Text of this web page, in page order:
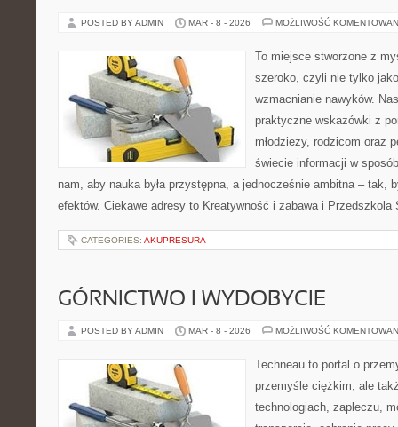
POSTED BY ADMIN MAR - 8 - 2026 MOŻLIWOŚĆ
To miejsce stworzone z
szeroko, czyli nie tylko
wzmacnianie nawyków.
praktyczne wskazówki z
młodzieży, rodzicom oraz
świecie informacji w
nam, aby nauka była przystępna, a jednocześnie ambitna – tak,
efektów. Ciekawe adresy to Kreatywność i zabawa i
CATEGORIES: AKUPRESURA
GÓRNICTWO I WYDOBYCIE
POSTED BY ADMIN MAR - 8 - 2026 MOŻLIWOŚĆ
Techneau to portal o
przemyśle ciężkim, ale
technologiach, zapleczu,